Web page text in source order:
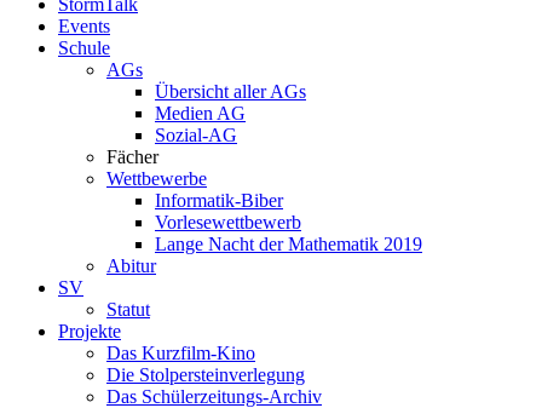
Stormstory
StormTalk
Events
Schule
AGs
Übersicht aller AGs
Medien AG
Sozial-AG
Fächer
Wettbewerbe
Informatik-Biber
Vorlesewettbewerb
Lange Nacht der Mathematik 2019
Abitur
SV
Statut
Projekte
Das Kurzfilm-Kino
Die Stolpersteinverlegung
Das Schülerzeitungs-Archiv